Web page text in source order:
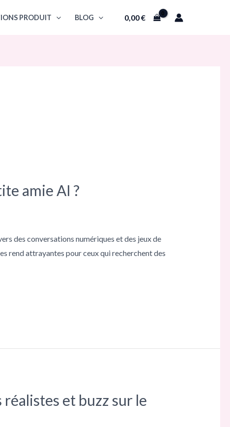
PRODUIT BLOG 0,00€
amie AI ?
des conversations numériques et des jeux de
rend attrayantes pour ceux qui recherchent des
et buzz sur le